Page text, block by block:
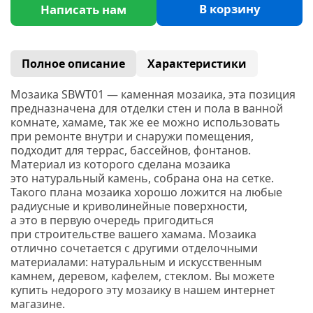
Написать нам В корзину
Полное описание
Характеристики
Мозаика SBWT01 — каменная мозаика, эта позиция
предназначена для отделки стен и пола в ванной
комнате, хамаме, так же ее можно использовать
при ремонте внутри и снаружи помещения,
подходит для террас, бассейнов, фонтанов.
Материал из которого сделана мозаика
это натуральный камень, собрана она на сетке.
Такого плана мозаика хорошо ложится на любые
радиусные и криволинейные поверхности,
а это в первую очередь пригодиться
при строительстве вашего хамама. Мозаика
отлично сочетается с другими отделочными
материалами: натуральным и искусственным
камнем, деревом, кафелем, стеклом. Вы можете
купить недорого эту мозаику в нашем интернет
магазине.